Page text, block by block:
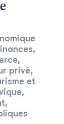
,
privé,
et
,
,